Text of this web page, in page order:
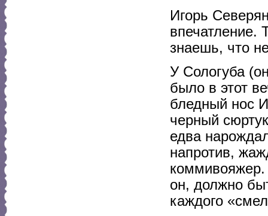
Игорь
впечатление.
знаешь, что
У Сологуба
было в этот
бледный нос
черный
едва
напротив,
коммивояжер.
он, должно
каждого